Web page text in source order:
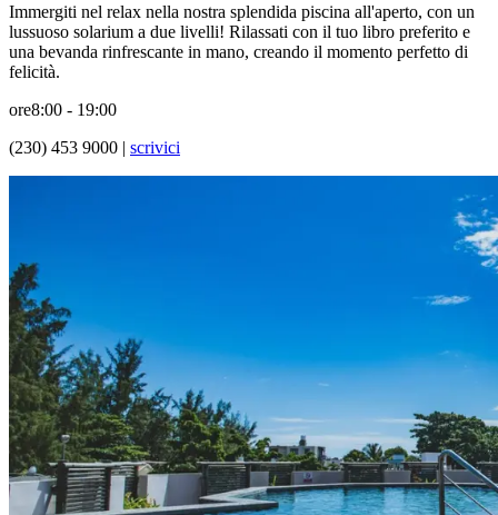
Immergiti nel relax nella nostra splendida piscina all'aperto, con un
lussuoso solarium a due livelli! Rilassati con il tuo libro preferito e
una bevanda rinfrescante in mano, creando il momento perfetto di
felicità.
ore8:00 - 19:00
(230) 453 9000 | scrivici